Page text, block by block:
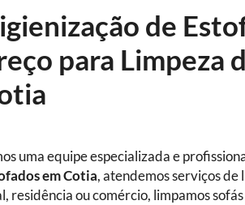
de
para Limpeza
uma equipe especializada e
em Cotia, atendemos serviços de
residência ou comércio, limpamos